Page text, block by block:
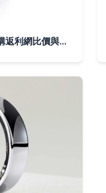
1550元鉆石戒指深度評測 51比購返利網比價與智能戒指新趨勢